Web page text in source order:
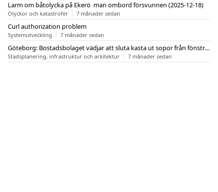
Larm om båtolycka på Ekerö  man ombord försvunnen (2025-12-18)
Olyckor och katastrofer 7 månader sedan
Curl authorization problem
Systemutveckling 7 månader sedan
Göteborg: Bostadsbolaget vädjar att sluta kasta ut sopor från fönstren
Stadsplanering, infrastruktur och arkitektur 7 månader sedan